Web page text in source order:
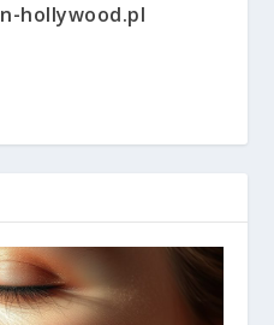
hollywood.pl